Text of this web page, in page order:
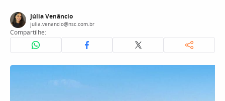
Júlia Venâncio
julia.venancio@nsc.com.br
Compartilhe: